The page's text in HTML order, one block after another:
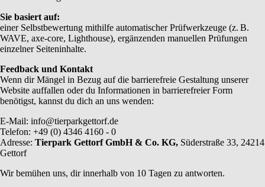
Sie basiert auf:
einer Selbstbewertung mithilfe automatischer Prüfwerkzeuge (z. B.
WAVE, axe-core, Lighthouse), ergänzenden manuellen Prüfungen
einzelner Seiteninhalte.
Feedback und Kontakt
Wenn dir Mängel in Bezug auf die barrierefreie Gestaltung unserer
Website auffallen oder du Informationen in barrierefreier Form
benötigst, kannst du dich an uns wenden:
E-Mail: info@tierparkgettorf.de
Telefon: +49 (0) 4346 4160 - 0
Adresse: Tierpark Gettorf GmbH & Co. KG, Süderstraße 33, 24214
Gettorf
Wir bemühen uns, dir innerhalb von 10 Tagen zu antworten.